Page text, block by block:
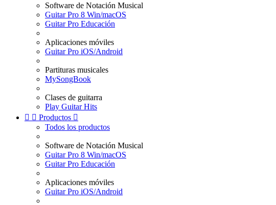
Software de Notación Musical
Guitar Pro 8 Win/macOS
Guitar Pro Educación
Aplicaciones móviles
Guitar Pro iOS/Android
Partituras musicales
MySongBook
Clases de guitarra
Play Guitar Hits
  Productos 
Todos los productos
Software de Notación Musical
Guitar Pro 8 Win/macOS
Guitar Pro Educación
Aplicaciones móviles
Guitar Pro iOS/Android